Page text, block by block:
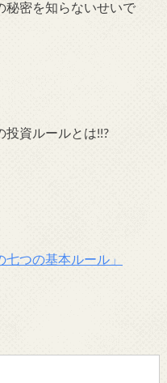
秘密を知らないせいで
投資ルールとは!!?
つの基本ルール」